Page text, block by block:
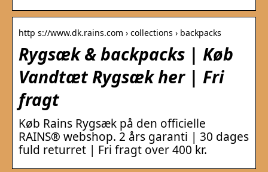
http s://www.dk.rains.com › collections › backpacks
Rygsæk & backpacks | Køb
Vandtæt Rygsæk her | Fri
fragt
Køb Rains Rygsæk på den officielle
RAINS® webshop. 2 års garanti | 30 dages
fuld returret | Fri fragt over 400 kr.